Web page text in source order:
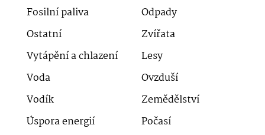
Fosilní paliva
Odpady
Ostatní
Zvířata
Vytápění a chlazení
Lesy
Voda
Ovzduší
Vodík
Zemědělství
Úspora energií
Počasí